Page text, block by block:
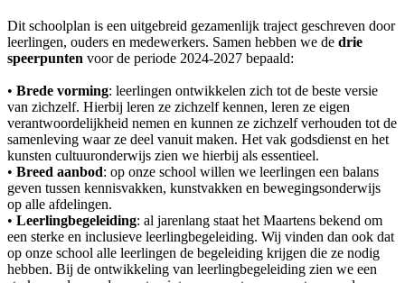
Dit schoolplan is een uitgebreid gezamenlijk traject geschreven door
leerlingen, ouders en medewerkers. Samen hebben we de drie
speerpunten voor de periode 2024-2027 bepaald:
• Brede vorming: leerlingen ontwikkelen zich tot de beste versie
van zichzelf. Hierbij leren ze zichzelf kennen, leren ze eigen
verantwoordelijkheid nemen en kunnen ze zichzelf verhouden tot de
samenleving waar ze deel vanuit maken. Het vak godsdienst en het
kunsten cultuuronderwijs zien we hierbij als essentieel.
• Breed aanbod: op onze school willen we leerlingen een balans
geven tussen kennisvakken, kunstvakken en bewegingsonderwijs
op alle afdelingen.
• Leerlingbegeleiding: al jarenlang staat het Maartens bekend om
een sterke en inclusieve leerlingbegeleiding. Wij vinden dan ook dat
op onze school alle leerlingen de begeleiding krijgen die ze nodig
hebben. Bij de ontwikkeling van leerlingbegeleiding zien we een